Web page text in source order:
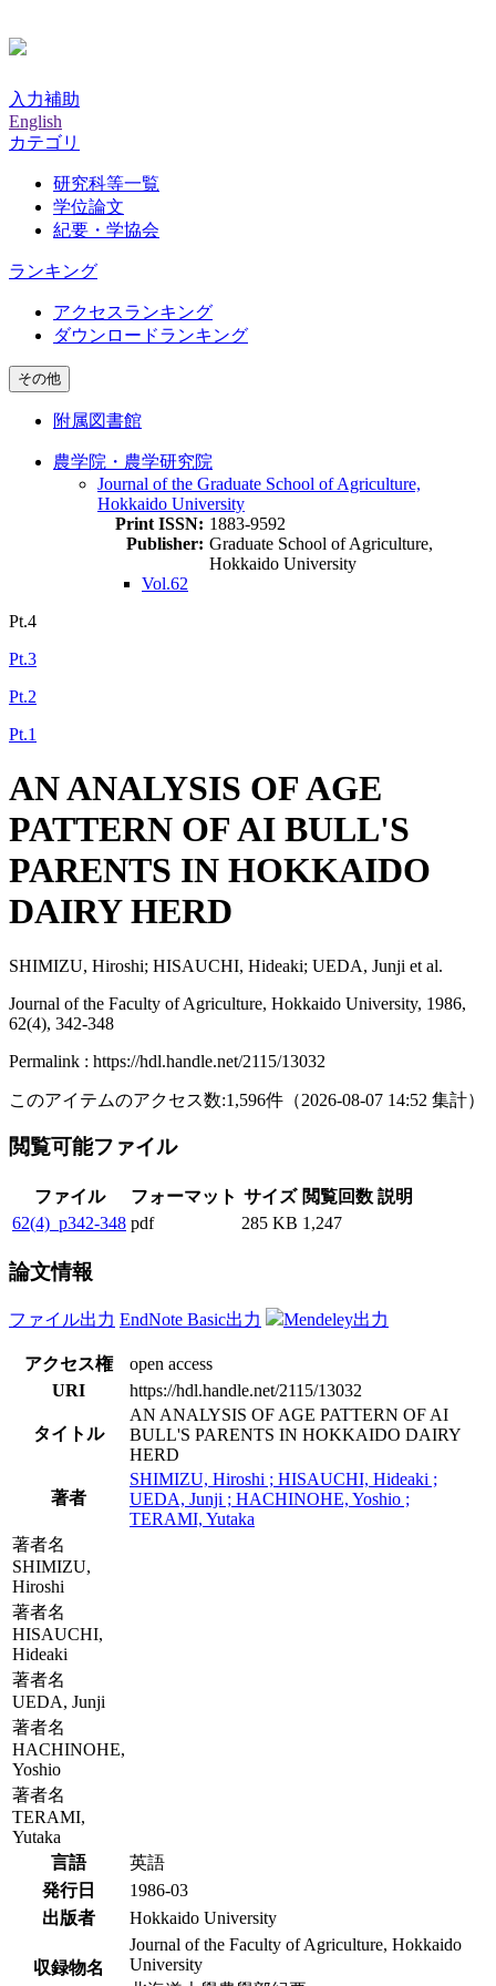
入力補助
English
カテゴリ
研究科等一覧
学位論文
紀要・学協会
ランキング
アクセスランキング
ダウンロードランキング
その他
附属図書館
農学院・農学研究院
Journal of the Graduate School of Agriculture,
Hokkaido University
Print ISSN: 1883-9592
Publisher: Graduate School of Agriculture,
Hokkaido University
Vol.62
Pt.4
Pt.3
Pt.2
Pt.1
AN ANALYSIS OF AGE
PATTERN OF AI BULL'S
PARENTS IN HOKKAIDO
DAIRY HERD
SHIMIZU, Hiroshi; HISAUCHI, Hideaki; UEDA, Junji et al.
Journal of the Faculty of Agriculture, Hokkaido University, 1986,
62(4), 342-348
Permalink : https://hdl.handle.net/2115/13032
このアイテムのアクセス数:1,596件 （2026-08-07 14:52 集計）
閲覧可能ファイル
ファイル フォーマット サイズ 閲覧回数 説明
62(4)_p342-348 pdf 285 KB 1,247
論文情報
ファイル出力 EndNote Basic出力 Mendeley出力
アクセス権
open access
URI
https://hdl.handle.net/2115/13032
タイトル
AN ANALYSIS OF AGE PATTERN OF AI
BULL'S PARENTS IN HOKKAIDO DAIRY
HERD
著者
SHIMIZU, Hiroshi ; HISAUCHI, Hideaki ;
UEDA, Junji ; HACHINOHE, Yoshio ;
TERAMI, Yutaka
著者名
SHIMIZU,
Hiroshi
著者名
HISAUCHI,
Hideaki
著者名
UEDA, Junji
著者名
HACHINOHE,
Yoshio
著者名
TERAMI,
Yutaka
言語
英語
発行日
1986-03
出版者
Hokkaido University
収録物名
Journal of the Faculty of Agriculture, Hokkaido
University